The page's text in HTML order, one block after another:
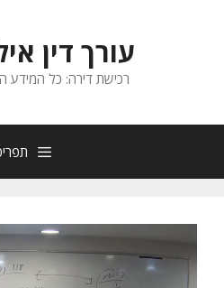
עורך דין
רכישת דירה: כל המידע